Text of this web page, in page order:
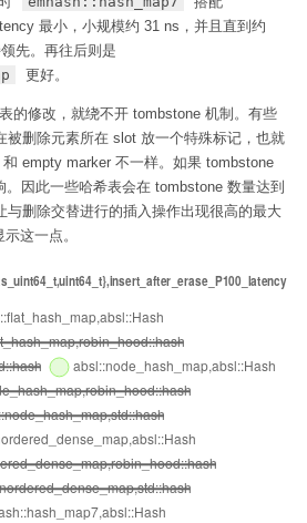
最小，小规模约 31 ns，并且直到约
先。再往后则是
更好。
的修改，就绕不开 tombstone 机制。有些
被删除元素所在 slot 放一个特殊标记，也就
empty marker 不一样。如果 tombstone
。因此一些哈希表会在 tombstone 数量达到
与删除交替进行的插入操作出现很高的最大
这一点。